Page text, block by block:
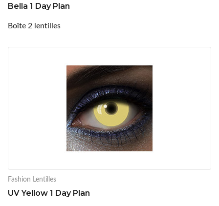
Bella 1 Day Plan
Boîte 2 lentilles
Fashion Lentilles
UV Yellow 1 Day Plan